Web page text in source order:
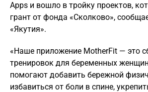
Apps и вошло в тройку проектов,
грант от фонда «Сколково»,
«Якутия».
«Наше приложение MotherFit — это
тренировок для беременных
помогают добавить бережной
избавиться от боли в спине,